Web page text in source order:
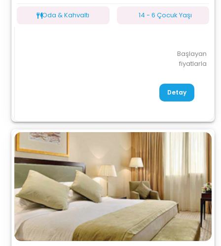
Oda & Kahvaltı 14 - 6 Çocuk Yaşı
Başlayan
fiyatlarla
Detay